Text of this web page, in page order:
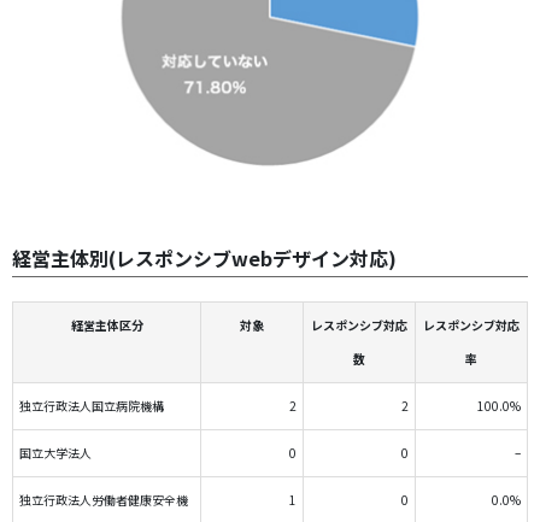
経営主体別(レスポンシブwebデザイン対応)
経営主体区分 対象
レスポンシブ対応
数
レスポンシブ対応
率
独立行政法人国立病院機構 2 2 100.0%
国立大学法人 0 0 –
独立行政法人労働者健康安全機
1 0 0.0%